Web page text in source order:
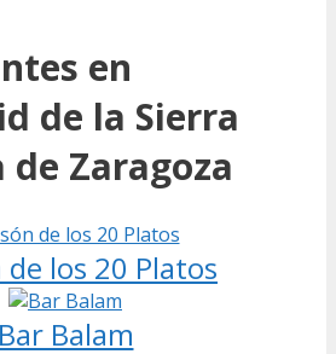
en
de la Sierra
Zaragoza
de los 20 Platos
Bar Balam